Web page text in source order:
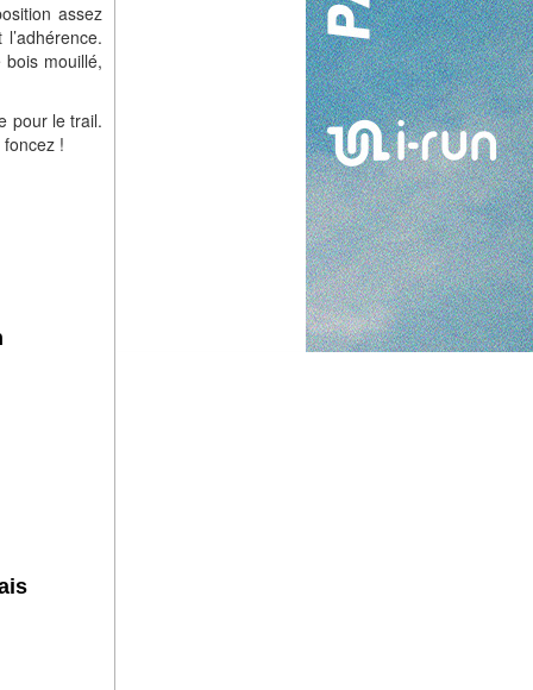
assez
mouillé,
pour le trail.
!